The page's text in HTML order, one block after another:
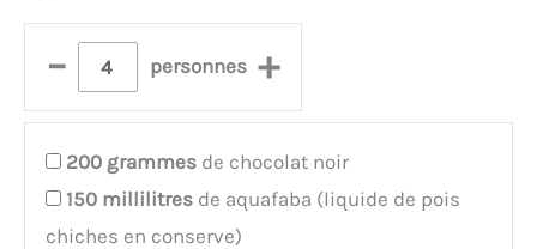
– personnes +
200 grammes de chocolat noir
150 millilitres de aquafaba (liquide de pois
chiches en conserve)